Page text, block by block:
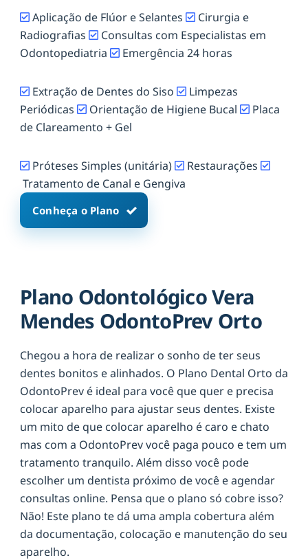
Aplicação de Flúor e Selantes
Cirurgia e
Radiografias
Consultas com Especialistas em
Odontopediatria
Emergência 24 horas
Extração de Dentes do Siso
Limpezas
Periódicas
Orientação de Higiene Bucal
Placa
de Clareamento + Gel
Próteses Simples (unitária)
Restaurações
Tratamento de Canal e Gengiva
Conheça o Plano
Plano Odontológico Vera
Mendes OdontoPrev Orto
Chegou a hora de realizar o sonho de ter seus
dentes bonitos e alinhados. O Plano Dental Orto da
OdontoPrev é ideal para você que quer e precisa
colocar aparelho para ajustar seus dentes. Existe
um mito de que colocar aparelho é caro e chato
mas com a OdontoPrev você paga pouco e tem um
tratamento tranquilo. Além disso você pode
escolher um dentista próximo de você e agendar
consultas online. Pensa que o plano só cobre isso?
Não! Este plano te dá uma ampla cobertura além
da documentação, colocação e manutenção do seu
aparelho.